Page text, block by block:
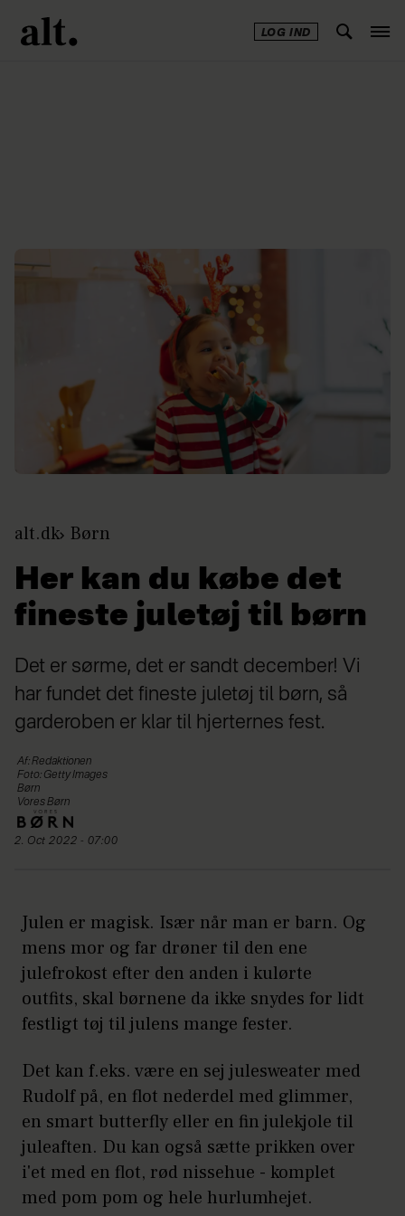
LOG IND
alt.dk Børn
Her kan du købe det
fineste juletøj til børn
Det er sørme, det er sandt december! Vi
har fundet det fineste juletøj til børn, så
garderoben er klar til hjerternes fest.
Af: Redaktionen
Foto: Getty Images
Børn
Vores Børn
2. Oct 2022 - 07:00
Julen er magisk. Især når man er barn. Og
mens mor og far drøner til den ene
julefrokost efter den anden i kulørte
outfits, skal børnene da ikke snydes for lidt
festligt tøj til julens mange fester.
Det kan f.eks. være en sej julesweater med
Rudolf på, en flot nederdel med glimmer,
en smart butterfly eller en fin julekjole til
juleaften. Du kan også sætte prikken over
i'et med en flot, rød nissehue - komplet
med pom pom og hele hurlumhejet.